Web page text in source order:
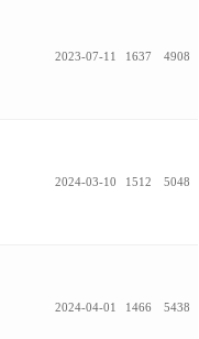
2023-07-11 1637 4908
2024-03-10 1512 5048
2024-04-01 1466 5438